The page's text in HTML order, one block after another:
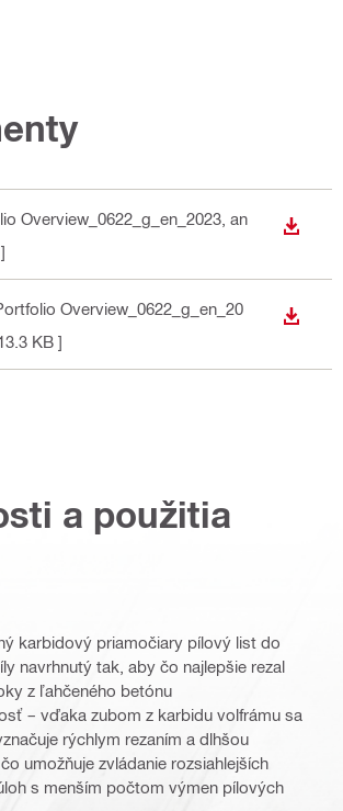
Overview_0622_g_en_2023 , an
Overview_0622_g_en_20
KB ]
a použitia
karbidový priamočiary pílový list do
navrhnutý tak, aby čo najlepšie rezal
z ľahčeného betónu
– vďaka zubom z karbidu volfrámu sa
rýchlym rezaním a dlhšou
umožňuje zvládanie rozsiahlejších
s menším počtom výmen pílových